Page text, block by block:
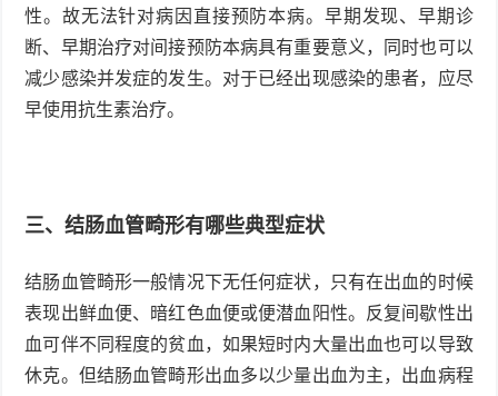
性。故无法针对病因直接预防本病。早期发现、早期诊
断、早期治疗对间接预防本病具有重要意义，同时也可以
减少感染并发症的发生。对于已经出现感染的患者，应尽
早使用抗生素治疗。
三、结肠血管畸形有哪些典型症状
结肠血管畸形一般情况下无任何症状，只有在出血的时候
表现出鲜血便、暗红色血便或便潜血阳性。反复间歇性出
血可伴不同程度的贫血，如果短时内大量出血也可以导致
休克。但结肠血管畸形出血多以少量出血为主，出血病程